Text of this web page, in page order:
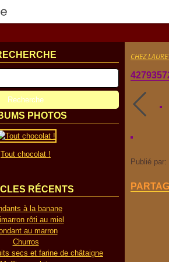
PHOTOS
Tout chocolat !
RÉCENTS
à la banane
rôti au miel
au marron
Churros
secs et farine de châtaigne
CHEZ
Publié